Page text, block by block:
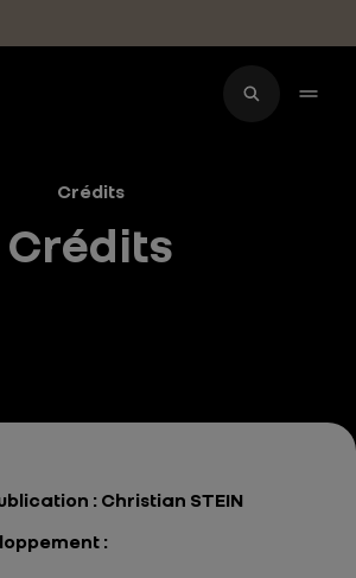
Crédits
Crédits
: Christian STEIN
: